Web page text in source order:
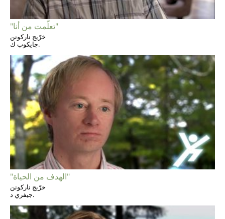
"تعلّمت من أنا"
خرّيج ناركونن
جايكوب ك.
"الهدف من الحياة"
خرّيج ناركونن
جيفري د.